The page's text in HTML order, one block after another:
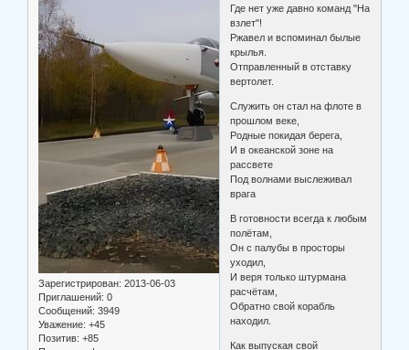
Зарегистрирован: 2013-06-03
Приглашений: 0
Сообщений: 3949
Уважение: +45
Позитив: +85
Где нет уже давно команд "На
взлет"!
Ржавел и вспоминал былые
крылья.
Отправленный в отставку
вертолет.
Служить он стал на флоте в
прошлом веке,
Родные покидая берега,
И в океанской зоне на
рассвете
Под волнами выслеживал
врага
В готовности всегда к любым
полётам,
Он с палубы в просторы
уходил,
И веря только штурмана
расчётам,
Обратно свой корабль
находил.
Как выпуская свой